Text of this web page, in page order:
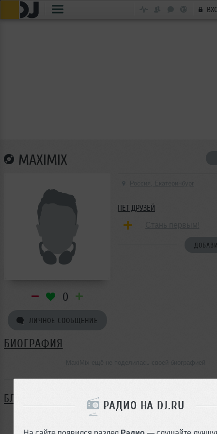
РАДИО НА DJ.RU
На сайте появился раздел Радио — слушайте
MAXIMIX
0
ЛИЧНОЕ СООБЩЕНИЕ
НЕТ ДРУЗЕЙ
БИОГРАФИЯ
БЛОГ